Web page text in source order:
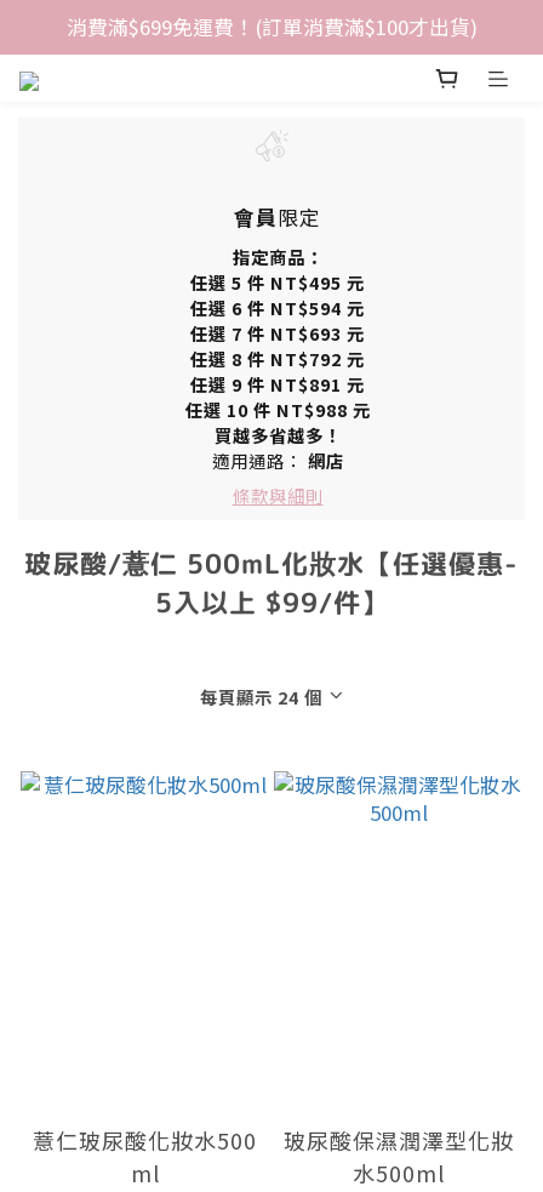
消費滿$699免運費！(訂單消費滿$100才出貨)
會員限定
指定商品：
任選 5 件 NT$495 元
任選 6 件 NT$594 元
任選 7 件 NT$693 元
任選 8 件 NT$792 元
任選 9 件 NT$891 元
任選 10 件 NT$988 元
買越多省越多！
適用通路： 網店
條款與細則
玻尿酸/薏仁 500mL化妝水【任選優惠-
5入以上 $99/件】
每頁顯示 24 個
薏仁玻尿酸化妝水500
ml
玻尿酸保濕潤澤型化妝
水500ml